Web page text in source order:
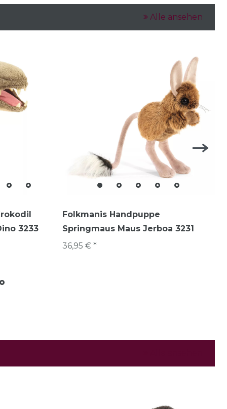
Alle ansehen
3233
Folkmanis Handpuppe
Springmaus Maus Jerboa 3231
36,95 € *